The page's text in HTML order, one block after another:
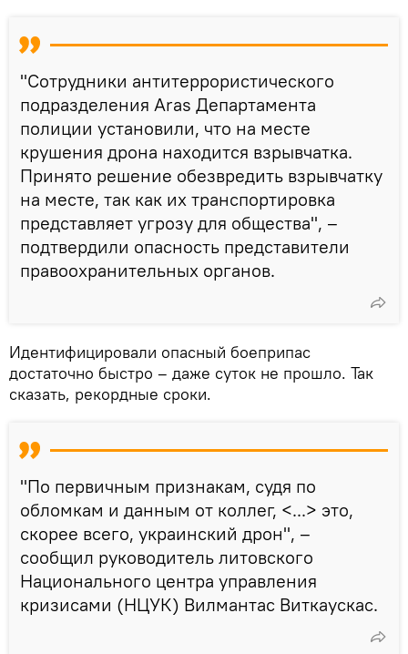
"Сотрудники антитеррористического
подразделения Aras Департамента
полиции установили, что на месте
крушения дрона находится взрывчатка.
Принято решение обезвредить взрывчатку
на месте, так как их транспортировка
представляет угрозу для общества", –
подтвердили опасность представители
правоохранительных органов.
Идентифицировали опасный боеприпас
достаточно быстро – даже суток не прошло. Так
сказать, рекордные сроки.
"По первичным признакам, судя по
обломкам и данным от коллег, <...> это,
скорее всего, украинский дрон", –
сообщил руководитель литовского
Национального центра управления
кризисами (НЦУК) Вилмантас Виткаускас.